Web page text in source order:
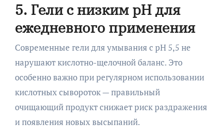
5. Гели с низким pH для
ежедневного применения
Современные гели для умывания с pH 5,5 не
нарушают кислотно-щелочной баланс. Это
особенно важно при регулярном использовании
кислотных сывороток — правильный
очищающий продукт снижает риск раздражения
и появления новых высыпаний.